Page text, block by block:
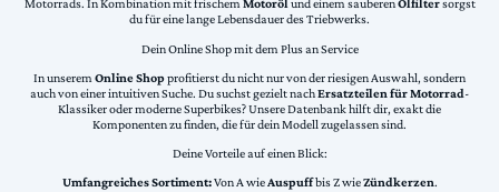
Motorrads. In Kombination mit frischemMotorölund einem sauberenÖlfiltersorgst
du für eine lange Lebensdauer des Triebwerks.
Dein Online Shop mit dem Plus an Service
In unserem Online Shopprofitierst du nicht nur von der riesigen Auswahl, sondern
auch von einer intuitiven Suche. Du suchst gezielt nachErsatzteilen für Motorrad-
Klassiker oder moderne Superbikes? Unsere Datenbank hilft dir, exakt die
Komponenten zu finden, die für dein Modell zugelassen sind.
Deine Vorteile auf einen Blick:
Umfangreiches Sortiment:Von A wieAuspuffbis Z wieZündkerzen.